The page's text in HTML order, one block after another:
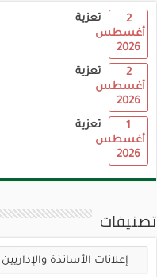
تعزية
2
أغسطس
2026
تعزية
2
أغسطس
2026
تعزية
1
أغسطس
2026
تصنيفات
تصنيفات